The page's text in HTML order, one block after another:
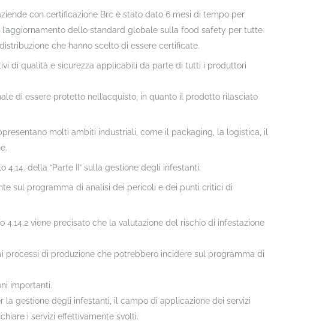
con certificazione Brc è stato dato 6 mesi di tempo per
dello standard globale sulla food safety per tutte
che hanno scelto di essere certificate.
di qualità e sicurezza applicabili da parte di tutti i produttori
di essere protetto nell’acquisto, in quanto il prodotto rilasciato
molti ambiti industriali, come il packaging, la logistica, il
della “Parte II” sulla gestione degli infestanti.
sul programma di analisi dei pericoli e dei punti critici di
viene precisato che la valutazione del rischio di infestazione
processi di produzione che potrebbero incidere sul programma di
importanti.
la gestione degli infestanti, il campo di applicazione dei servizi
i servizi effettivamente svolti.